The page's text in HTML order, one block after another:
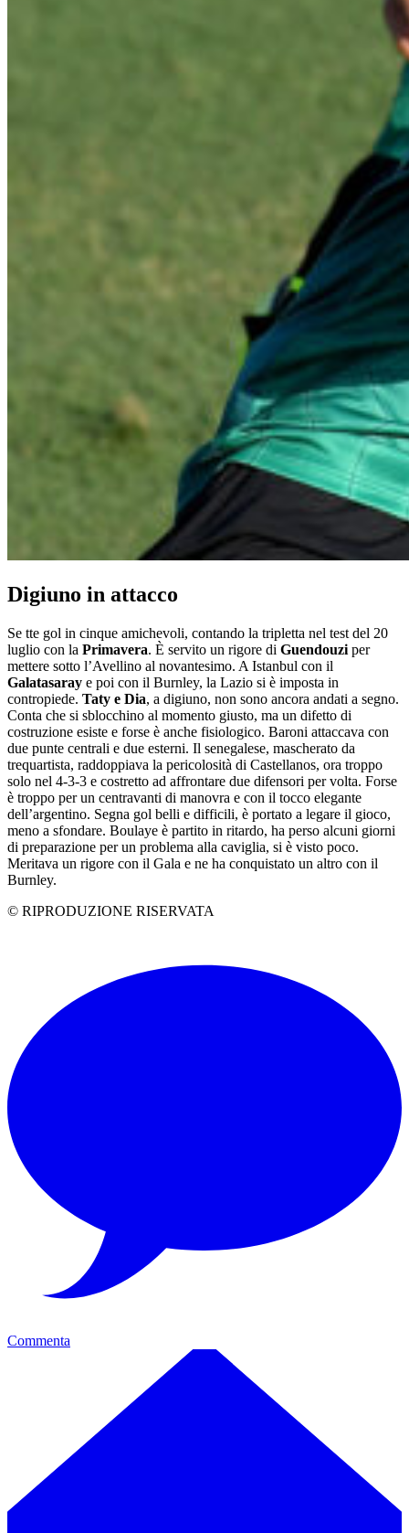
Digiuno in attacco
Se tte gol in cinque amichevoli, contando la tripletta nel test del 20
luglio con la Primavera. È servito un rigore di Guendouzi per
mettere sotto l’Avellino al novantesimo. A Istanbul con il
Galatasaray e poi con il Burnley, la Lazio si è imposta in
contropiede. Taty e Dia, a digiuno, non sono ancora andati a segno.
Conta che si sblocchino al momento giusto, ma un difetto di
costruzione esiste e forse è anche fisiologico. Baroni attaccava con
due punte centrali e due esterni. Il senegalese, mascherato da
trequartista, raddoppiava la pericolosità di Castellanos, ora troppo
solo nel 4-3-3 e costretto ad affrontare due difensori per volta. Forse
è troppo per un centravanti di manovra e con il tocco elegante
dell’argentino. Segna gol belli e difficili, è portato a legare il gioco,
meno a sfondare. Boulaye è partito in ritardo, ha perso alcuni giorni
di preparazione per un problema alla caviglia, si è visto poco.
Meritava un rigore con il Gala e ne ha conquistato un altro con il
Burnley.
© RIPRODUZIONE RISERVATA
Commenta